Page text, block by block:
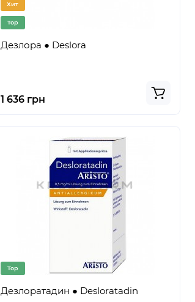
Хит
Top
Дезлора ● Deslora
1 636 грн
Top
Дезлоратадин ● Desloratadin